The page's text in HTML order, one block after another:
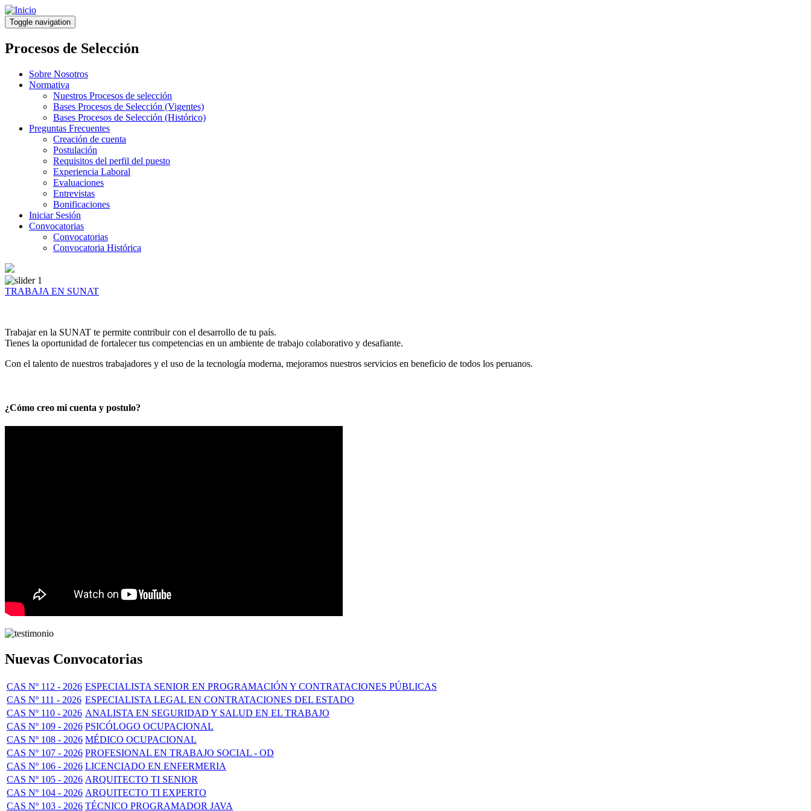
Pasar
al
contenido
principal
Toggle navigation
Procesos de Selección
Sobre Nosotros
Normativa
Nuestros Procesos de selección
Bases Procesos de Selección (Vigentes)
Bases Procesos de Selección (Histórico)
Preguntas Frecuentes
Creación de cuenta
Postulación
Requisitos del perfil del puesto
Experiencia Laboral
Evaluaciones
Entrevistas
Bonificaciones
Iniciar Sesión
Convocatorias
Convocatorias
Convocatoria Histórica
TRABAJA EN SUNAT
Trabajar en la SUNAT te permite contribuir con el desarrollo de tu país.
Tienes la oportunidad de fortalecer tus competencias en un ambiente de trabajo colaborativo y desafiante.
Con el talento de nuestros trabajadores y el uso de la tecnología moderna, mejoramos nuestros servicios en beneficio de todos los peruanos.
¿Cómo creo mi cuenta y postulo?
Nuevas Convocatorias
CAS Nº 112 - 2026 ESPECIALISTA SENIOR EN PROGRAMACIÓN Y CONTRATACIONES PÚBLICAS
CAS Nº 111 - 2026 ESPECIALISTA LEGAL EN CONTRATACIONES DEL ESTADO
CAS Nº 110 - 2026 ANALISTA EN SEGURIDAD Y SALUD EN EL TRABAJO
CAS Nº 109 - 2026 PSICÓLOGO OCUPACIONAL
CAS Nº 108 - 2026 MÉDICO OCUPACIONAL
CAS Nº 107 - 2026 PROFESIONAL EN TRABAJO SOCIAL - OD
CAS Nº 106 - 2026 LICENCIADO EN ENFERMERIA
CAS Nº 105 - 2026 ARQUITECTO TI SENIOR
CAS Nº 104 - 2026 ARQUITECTO TI EXPERTO
CAS Nº 103 - 2026 TÉCNICO PROGRAMADOR JAVA